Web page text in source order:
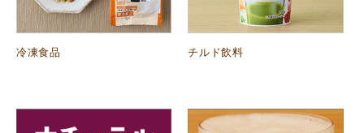
冷凍食品 チルド飲料